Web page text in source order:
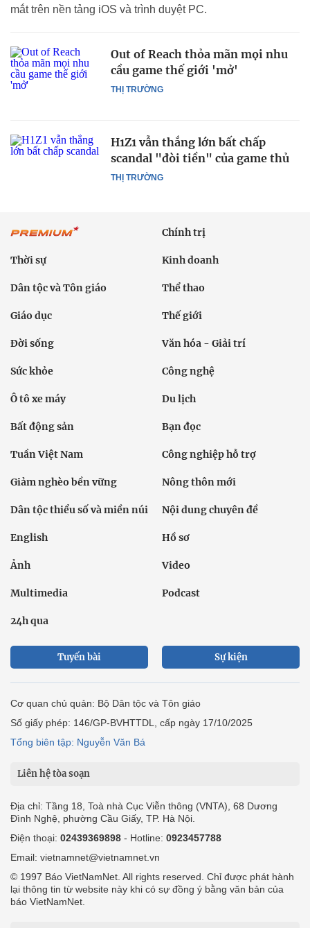
mắt trên nền tảng iOS và trình duyệt PC.
THỊ TRƯỜNG
Out of Reach thỏa mãn mọi nhu
cầu game thế giới 'mở'
THỊ TRƯỜNG
H1Z1 vẫn thắng lớn bất chấp
scandal "đòi tiền" của game thủ
Chính trị
Thời sự Kinh doanh
Dân tộc và Tôn giáo Thể thao
Giáo dục Thế giới
Đời sống Văn hóa - Giải trí
Sức khỏe Công nghệ
Ô tô xe máy Du lịch
Bất động sản Bạn đọc
Tuần Việt Nam Công nghiệp hỗ trợ
Giảm nghèo bền vững Nông thôn mới
Dân tộc thiểu số và miền núi Nội dung chuyên đề
English Hồ sơ
Ảnh Video
Multimedia Podcast
24h qua
Tuyến bài Sự kiện
Cơ quan chủ quản: Bộ Dân tộc và Tôn giáo
Số giấy phép: 146/GP-BVHTTDL, cấp ngày 17/10/2025
Tổng biên tập: Nguyễn Văn Bá
Liên hệ tòa soạn
Địa chỉ: Tầng 18, Toà nhà Cục Viễn thông (VNTA), 68 Dương
Đình Nghệ, phường Cầu Giấy, TP. Hà Nội.
Điện thoại: 02439369898 - Hotline: 0923457788
Email: vietnamnet@vietnamnet.vn
© 1997 Báo VietNamNet. All rights reserved. Chỉ được phát hành
lại thông tin từ website này khi có sự đồng ý bằng văn bản của
báo VietNamNet.